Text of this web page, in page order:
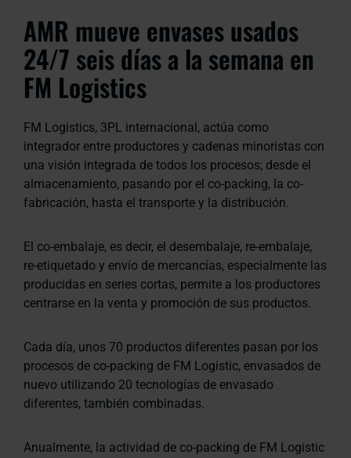
AMR mueve envases usados
24/7 seis días a la semana en
FM Logistics
FM Logistics, 3PL internacional, actúa como
integrador entre productores y cadenas minoristas con
una visión integrada de todos los procesos; desde el
almacenamiento, pasando por el co-packing, la co-
fabricación, hasta el transporte y la distribución.
El co-embalaje, es decir, el desembalaje, re-embalaje,
re-etiquetado y envío de mercancías, especialmente las
producidas en series cortas, permite a los productores
centrarse en la venta y promoción de sus productos.
Cada día, unos 70 productos diferentes pasan por los
procesos de co-packing de FM Logistic, envasados de
nuevo utilizando 20 tecnologías de envasado
diferentes, también combinadas.
Anualmente, la actividad de co-packing de FM Logistic